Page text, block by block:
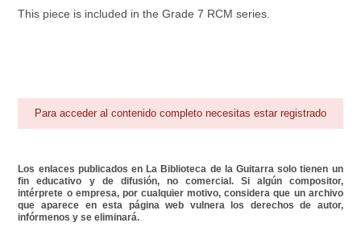
This piece is included in the Grade 7 RCM series.
Para acceder al contenido completo necesitas estar registrado
Los enlaces publicados en La Biblioteca de la Guitarra solo tienen un
fin educativo y de difusión, no comercial. Si algún compositor,
intérprete o empresa, por cualquier motivo, considera que un archivo
que aparece en esta página web vulnera los derechos de autor,
infórmenos y se eliminará.